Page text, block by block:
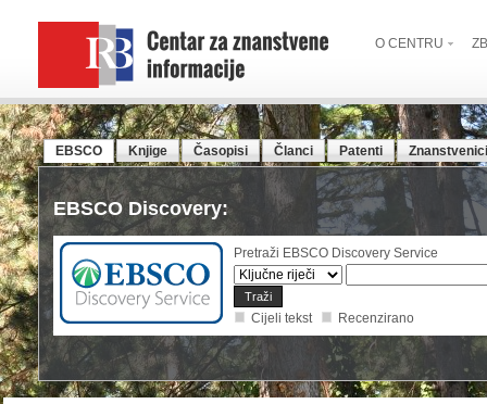
O CENTRU
EBSCO Knjige Časopisi Članci Patenti
EBSCO Discovery:
Pretraži EBSCO Discovery Service
Cijeli tekst Recenzirano